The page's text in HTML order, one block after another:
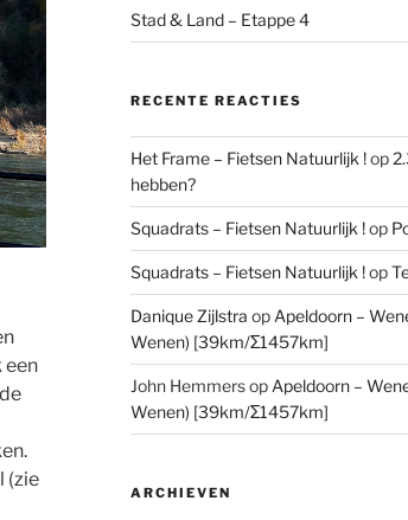
een
(zie
Stad & Land – Etappe 4
RECENTE REACTIES
Het Frame – Fietsen Natuurlijk !op
hebben?
Squadrats – Fietsen Natuurlijk !op
Squadrats – Fietsen Natuurlijk !op
Danique Zijlstra op Apeldoorn –
Wenen) [39km/Σ1457km]
John Hemmersop Apeldoorn –
Wenen) [39km/Σ1457km]
ARCHIEVEN